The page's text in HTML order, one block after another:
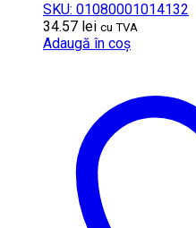
SKU: 01080001014132
34.57 lei cu TVA
Adaugă în coș